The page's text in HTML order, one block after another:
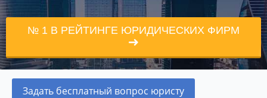
№ 1 В РЕЙТИНГЕ ЮРИДИЧЕСКИХ ФИРМ
Задать бесплатный вопрос юристу